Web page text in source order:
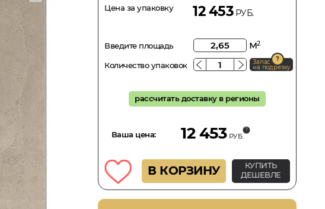
Цена за упаковку 12 453РУБ.
Введите площадь м2
Количество упаковок Запас
на подрезку
рассчитать доставку в регионы
Ваша цена: 12 453 РУБ.
В КОРЗИНУ
КУПИТЬ
ДЕШЕВЛЕ